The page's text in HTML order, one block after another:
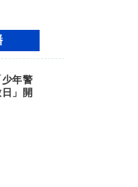
年警
」開